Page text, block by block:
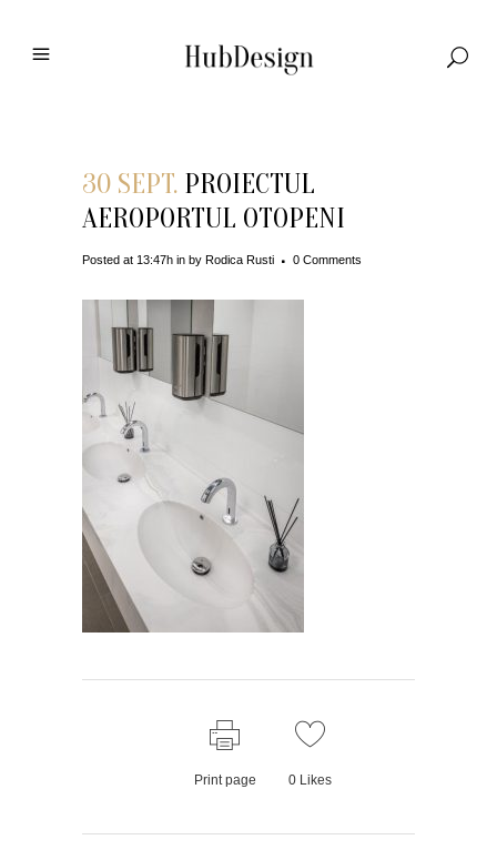
30 SEPT. PROIECTUL
AEROPORTUL OTOPENI
Posted at 13:47h in by Rodica Rusti 0 Comments
Print page 0Likes